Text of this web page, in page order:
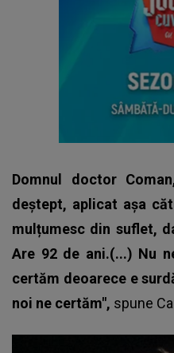
Domnul doctor
deștept, aplicat așa
mulțumesc din suflet,
Are 92 de ani.(...) Nu
certăm deoarece e
noi ne certăm", spune